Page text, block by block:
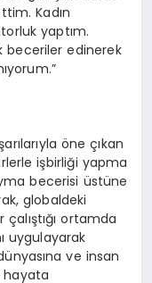
Kadın
yaptım.
beceriler edinerek
öne çıkan
işbirliği yapma
becerisi üstüne
globaldeki
ortamda
uygulayarak
ve insan
hayata